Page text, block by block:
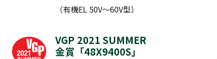
（有機EL 50V～60V型）
VGP 2021 SUMMER
金賞「48X9400S」